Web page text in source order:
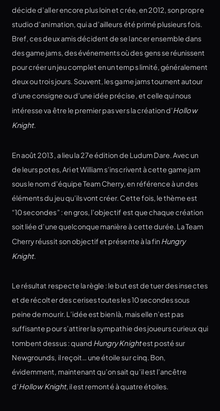
décide d’aller encore plus loin et crée, en 2012, son propre
studio d’animation, qui a d’ailleurs été primé plusieurs fois.
Bref, ces deux amis décident de se lancer ensemble dans
des game jams, des événements où des gens se réunissent
pour créer un jeu complet en un temps limité, généralement
deux ou trois jours. Souvent, les game jams tournent autour
d’une consigne ou d’une idée précise, et celle qui nous
intéresse va être le premier pas vers la création d’Hollow
Knight.
En août 2013, a lieu la 27e édition de Ludum Dare. Avec un
de leurs potes, Ari et William s’inscrivent à cette game jam
sous le nom d’équipe Team Cherry, en référence à un des
éléments du jeu qu’ils vont créer. Cette fois, le thème est
“10 secondes” : en gros, l’objectif est que chaque création
soit liée d’une quelconque manière à cette durée. La Team
Cherry réussit son objectif et présente à la finHungry
Knight.
Le résultat respecte la règle : le but est de tuer des insectes
et de récolter des cerises toutes les 10 secondes sous
peine de mourir. L’idée est bien là, mais elle n’est pas
suffisante pour s’attirer la sympathie des joueurs curieux qui
tombent dessus : quand Hungry Knightest posté sur
Newgrounds, il reçoit… une étoile sur cinq. Bon,
évidemment, maintenant qu’on sait qu’il est l’ancêtre
d’Hollow Knight, il est remonté à quatre étoiles.